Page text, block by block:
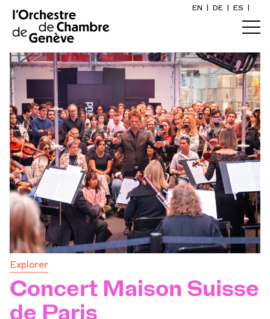
EN DE ES
Explorer
Concert Maison Suisse
de Paris
Accueil
Calendrier
Acheter un billet
Infos pratiques
Explorer
La Gazette du concert
Orchestre et musiciens